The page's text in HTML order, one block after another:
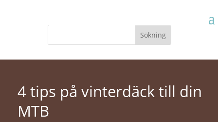
4 tips på vinterdäck till din
MTB